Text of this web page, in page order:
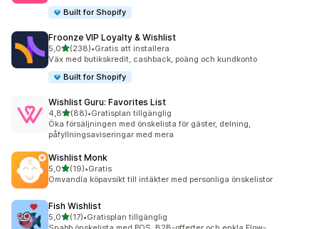
Built for Shopify
Froonze VIP Loyalty & Wishlist
5,0av 5 stjärnor
(238)
238 recensioner totalt
•Gratis att installera
Väx med butikskredit, cashback, poäng och kundkonto
Built for Shopify
Wishlist Guru: Favorites List
4,8av 5 stjärnor
(88)
88 recensioner totalt
•Gratisplan tillgänglig
Öka försäljningen med önskelista för gäster, delning,
påfyllningsaviseringar med mera
Wishlist Monk
5,0av 5 stjärnor
(19)
19 recensioner totalt
•Gratis
Omvandla köpavsikt till intäkter med personliga önskelistor
Fish Wishlist
5,0av 5 stjärnor
(17)
17 recensioner totalt
•Gratisplan tillgänglig